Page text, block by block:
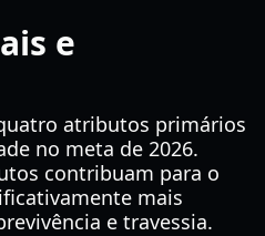
e
atributos primários
no meta de 2026.
contribuam para o
mais
e travessia.